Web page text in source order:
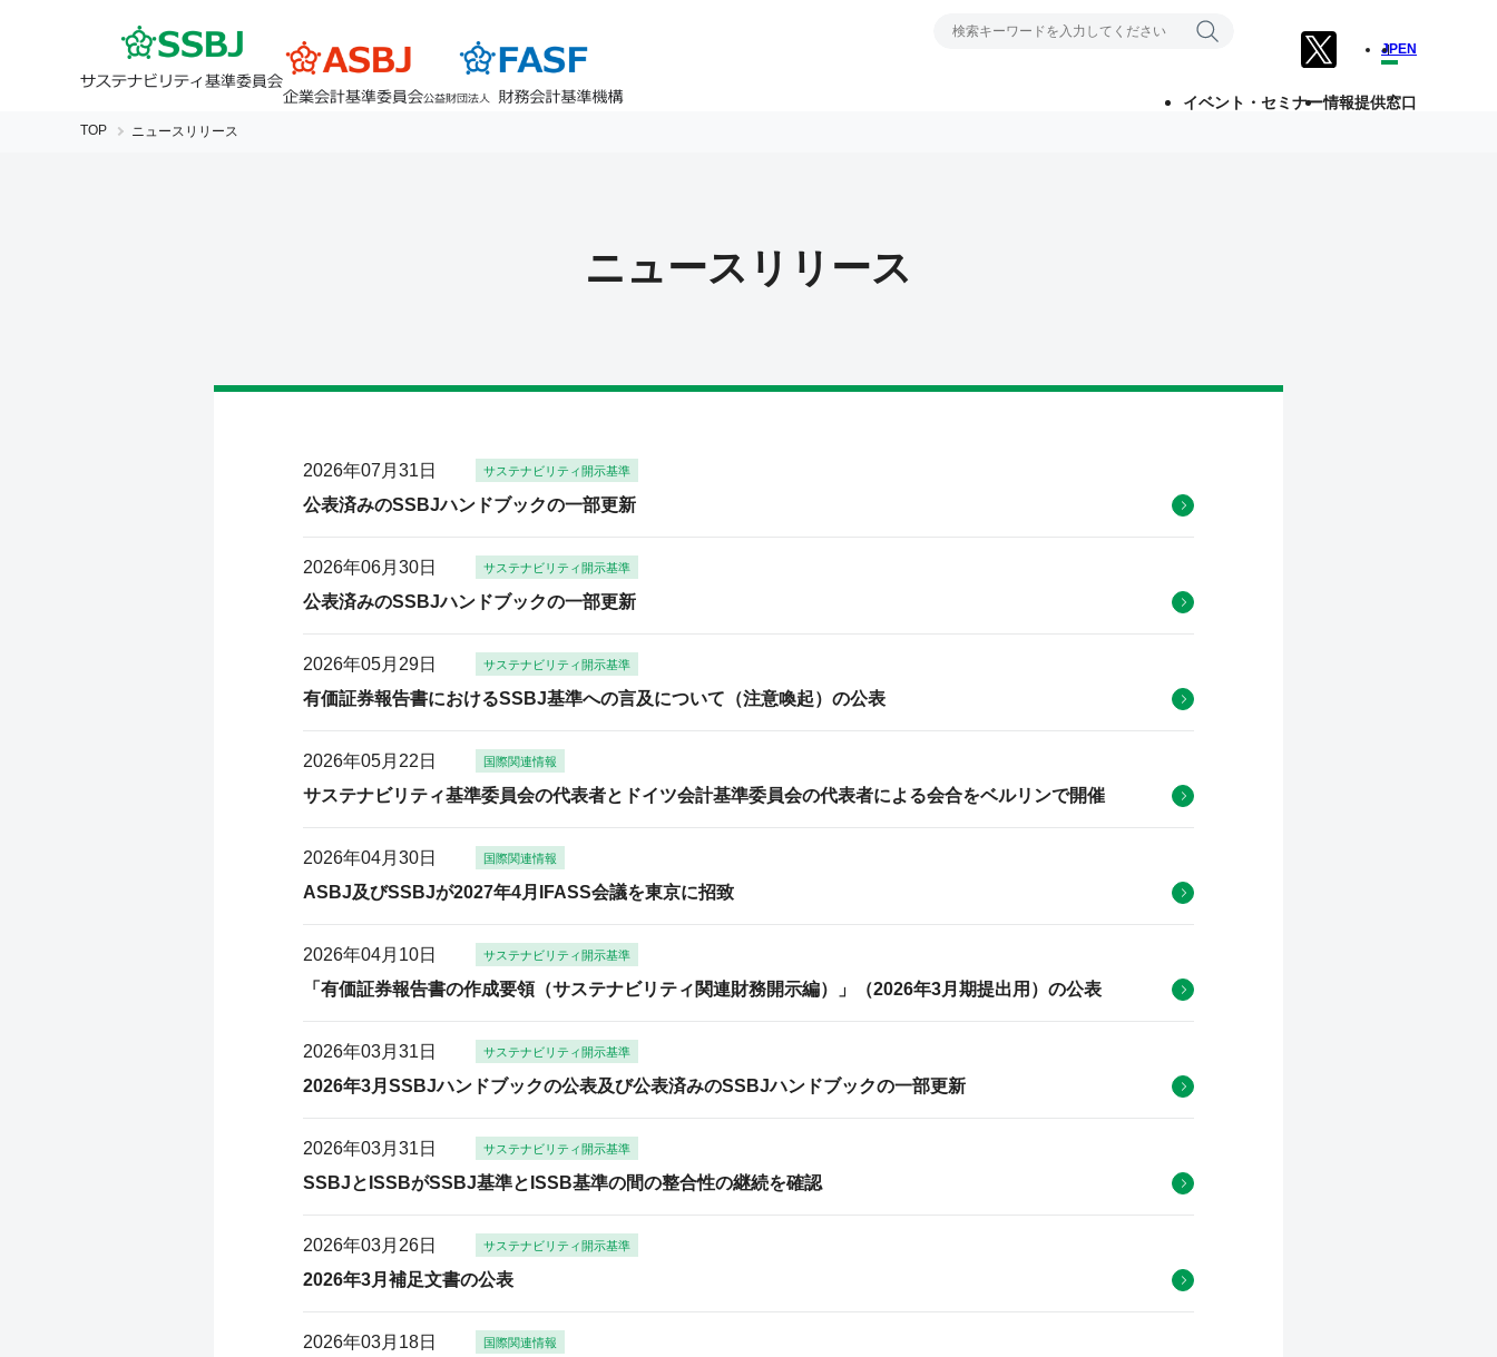
イベント・セミナー情報提供窓口
JPEN
TOP ニュースリリース
ニュースリリース
2026年07月31日 サステナビリティ開示基準
公表済みのSSBJハンドブックの一部更新
2026年06月30日 サステナビリティ開示基準
公表済みのSSBJハンドブックの一部更新
2026年05月29日 サステナビリティ開示基準
有価証券報告書におけるSSBJ基準への言及について（注意喚起）の公表
2026年05月22日 国際関連情報
サステナビリティ基準委員会の代表者とドイツ会計基準委員会の代表者による会合をベルリンで開催
2026年04月30日 国際関連情報
ASBJ及びSSBJが2027年4月IFASS会議を東京に招致
2026年04月10日 サステナビリティ開示基準
「有価証券報告書の作成要領（サステナビリティ関連財務開示編）」（2026年3月期提出用）の公表
2026年03月31日 サステナビリティ開示基準
2026年3月SSBJハンドブックの公表及び公表済みのSSBJハンドブックの一部更新
2026年03月31日 サステナビリティ開示基準
SSBJとISSBがSSBJ基準とISSB基準の間の整合性の継続を確認
2026年03月26日 サステナビリティ開示基準
2026年3月補足文書の公表
2026年03月18日 国際関連情報